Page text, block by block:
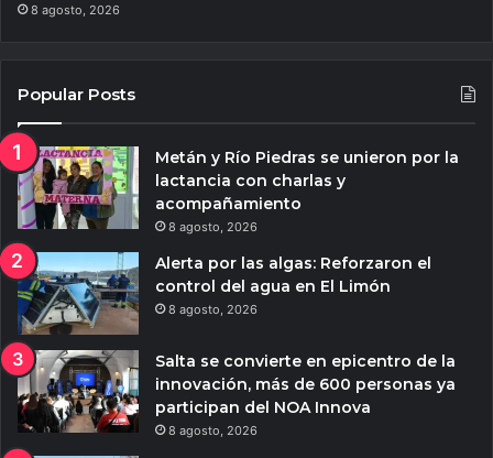
8 agosto, 2026
Popular Posts
Metán y Río Piedras se unieron por la
lactancia con charlas y
acompañamiento
8 agosto, 2026
Alerta por las algas: Reforzaron el
control del agua en El Limón
8 agosto, 2026
Salta se convierte en epicentro de la
innovación, más de 600 personas ya
participan del NOA Innova
8 agosto, 2026